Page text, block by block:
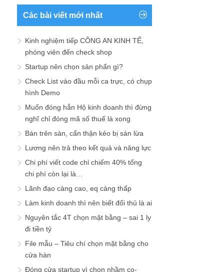
Các bài viết mới nhất
Kinh nghiệm tiếp CÔNG AN KINH TẾ,
phóng viên đến check shop
Startup nên chọn sản phẩn gì?
Check List vào đầu mỗi ca trực, có chụp
hình Demo
Muốn đóng hẳn Hộ kinh doanh thì đừng
nghĩ chỉ đóng mã số thuế là xong
Bán trên sàn, cẩn thận kẻo bị sàn lừa
Lương nên trả theo kết quả và năng lực
Chi phí viết code chỉ chiếm 40% tổng
chi phí còn lại là…
Lãnh đạo càng cao, eq càng thấp
Làm kinh doanh thì nên biết đối thủ là ai
Nguyên tắc 4T chọn mặt bằng – sai 1 ly
đi tiền tỷ
File mẫu – Tiêu chí chọn mặt bằng cho
cửa hàn
Đóng cửa startup vì chọn nhầm co-